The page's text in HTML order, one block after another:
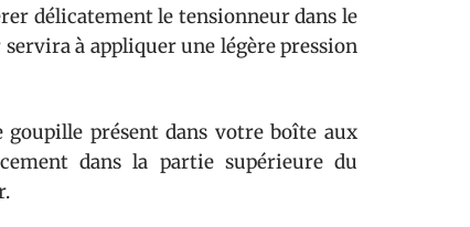
délicatement le tensionneur dans le
servira à appliquer une légère pression
présent dans votre boîte aux
dans la partie supérieure du